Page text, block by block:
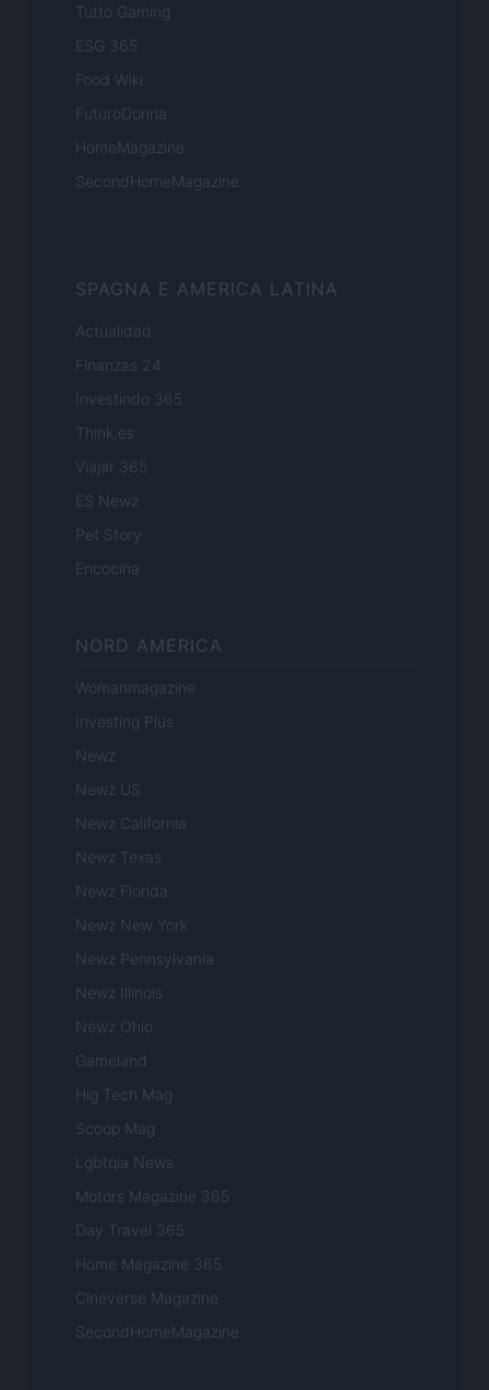
Tutto Gaming
ESG 365
Food Wiki
FuturoDonna
HomeMagazine
SecondHomeMagazine
SPAGNA E AMERICA LATINA
Actualidad
Finanzas 24
Investindo 365
Think.es
Viajar 365
ES Newz
Pet Story
Encocina
NORD AMERICA
Womanmagazine
Investing Plus
Newz
Newz US
Newz California
Newz Texas
Newz Florida
Newz New York
Newz Pennsylvania
Newz Illinois
Newz Ohio
Gameland
Hig Tech Mag
Scoop Mag
Lgbtqia News
Motors Magazine 365
Day Travel 365
Home Magazine 365
Cineverse Magazine
SecondHomeMagazine